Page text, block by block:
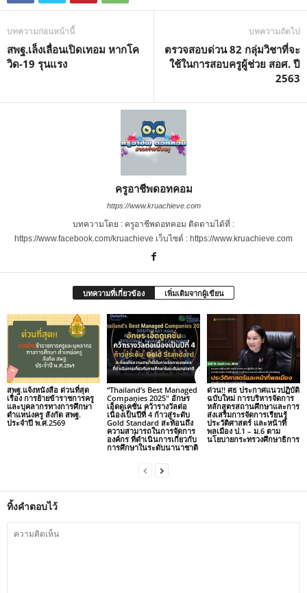
บทความก่อนหน้านี้
สพฐ.เล็งเลื่อนเปิดเทอม หากโค
วิด-19 รุนแรง
บทความถัดไป
ตรวจสอบด่วน 82 กลุ่มวิชาที่จะ
ใช้ในการสอบครูผู้ช่วย สอศ. ปี
2563
ครูอาชีพดอทคอม
https://www.kruachieve.com
บทความโดย : ครูอาชีพดอทคอม ติดตามได้ที่ :
https://www.facebook.com/kruachieve เว็บไซต์ : https://www.kruachieve.com
บทความที่เกี่ยวข้อง เพิ่มเติมจากผู้เขียน
สพฐ.แจ้งหนังสือ ด่วนที่สุด
เรื่อง การย้ายข้าราชการครู
และบุคลากรทางการศึกษา
ตำแหน่งครู สังกัด สพฐ.
ประจำปี พ.ศ.2569
“Thailand’s Best Managed
Companies 2025″ อักษร
เอ็ดดูเคชั่น คว้ารางวัลต่อ
เนื่องเป็นปีที่ 4 ก้าวสู่ระดับ
Gold Standard สะท้อนถึง
ความสามารถในการจัดการ
องค์กร ที่ดำเนินการเกี่ยวกับ
การศึกษาในระดับนานาชาติ
ด่วน!! ศธ ประกาศแนวปฏิบัติ
ฉบับใหม่ การบริหารจัดการ
หลักสูตรสถานศึกษาและการ
ส่งเสริมการจัดการเรียนรู้
ประวัติศาสตร์ และหน้าที่
พลเมือง ป.1 – ม.6 ตาม
นโยบายกระทรวงศึกษาธิการ
ทิ้งคำตอบไว้